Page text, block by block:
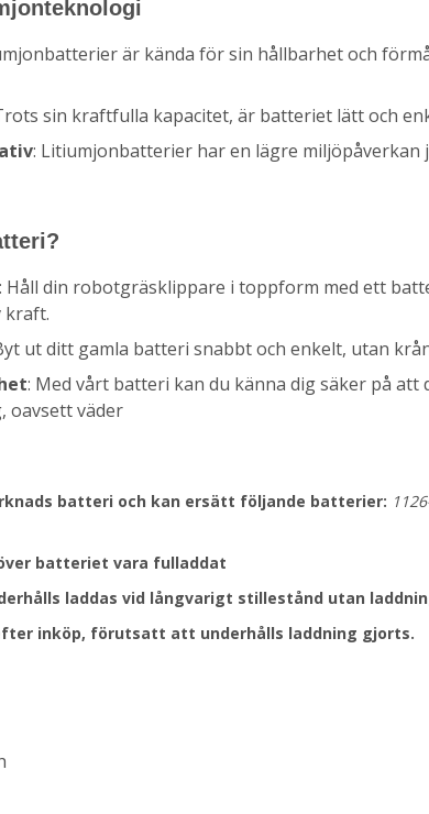
är kända för sin hållbarhet och
sin kraftfulla kapacitet, är batteriet lätt och
: Litiumjonbatterier har en lägre
: Håll din robotgräsklippare i toppform med ett
kraft.
ut ditt gamla batteri snabbt och enkelt, utan
: Med vårt batteri kan du känna dig säker på att
oavsett väder
batteri och kan ersätt följande batterier:
batteriet vara fulladdat
laddas vid långvarigt stillestånd utan
inköp, förutsatt att underhålls laddning gjorts.